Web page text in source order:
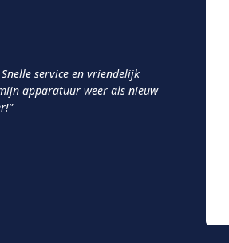
service en vriendelijk
apparatuur weer als nieuw